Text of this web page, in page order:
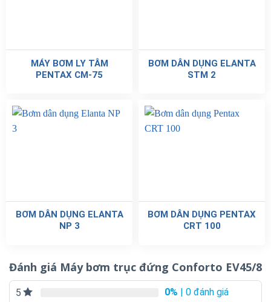
MÁY BƠM LY TÂM
PENTAX CM-75
BƠM DÂN DỤNG ELANTA
STM 2
BƠM DÂN DỤNG ELANTA
NP 3
BƠM DÂN DỤNG PENTAX
CRT 100
Đánh giá Máy bơm trục đứng Conforto EV45/8
5 0% | 0 đánh giá